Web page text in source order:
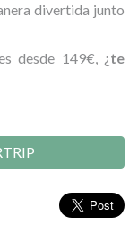
divertida junto
desde 149€, ¿te